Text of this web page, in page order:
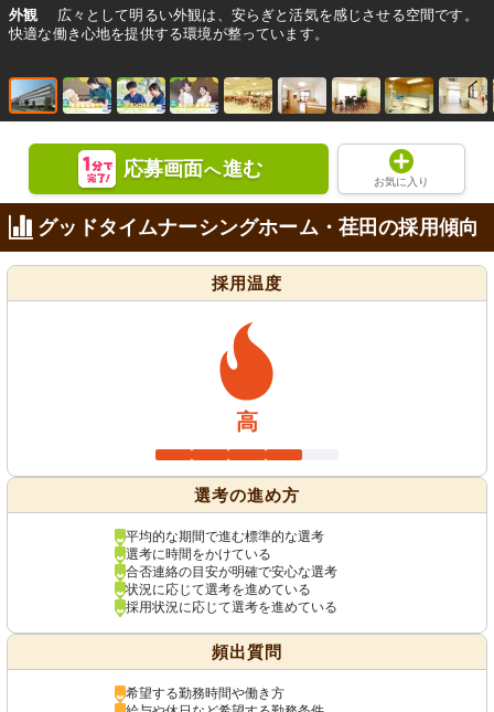
外観
広々として明るい外観は、安らぎと活気を感じさせる空間です。
快適な働き心地を提供する環境が整っています。
応募画面へ進む
お気に入り
グッドタイムナーシングホーム・荏田の採用傾向
採用温度
高
選考の進め方
平均的な期間で進む標準的な選考
選考に時間をかけている
合否連絡の目安が明確で安心な選考
状況に応じて選考を進めている
採用状況に応じて選考を進めている
頻出質問
希望する勤務時間や働き方